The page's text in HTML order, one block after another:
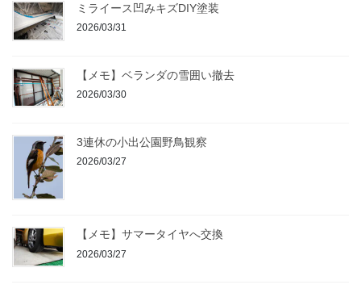
ミライース凹みキズDIY塗装
2026/03/31
【メモ】ベランダの雪囲い撤去
2026/03/30
3連休の小出公園野鳥観察
2026/03/27
【メモ】サマータイヤへ交換
2026/03/27